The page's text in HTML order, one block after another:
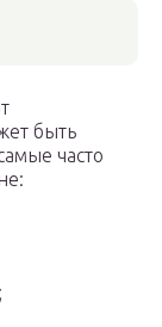
быть
часто